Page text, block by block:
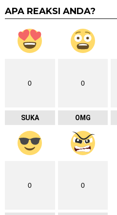
APA REAKSI ANDA?
0
SUKA
0
OMG
0 0